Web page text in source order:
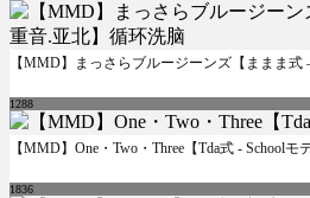
【MMD】まっさらブルージーンズ【ままま
1288
【MMD】One・Two・Three【Tda式 - Schoolモ
1836